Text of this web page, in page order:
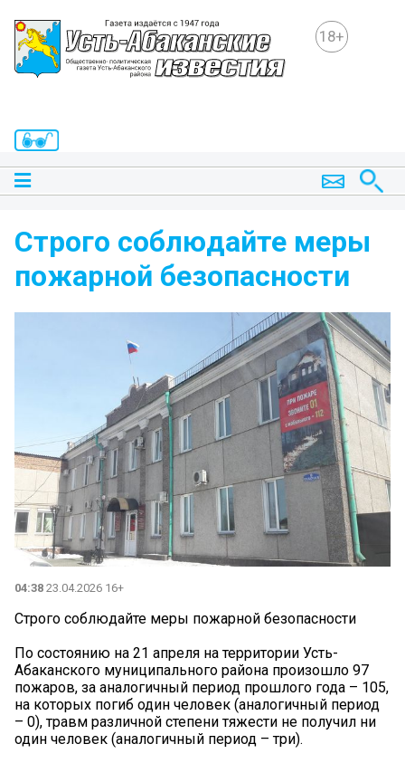
18+
Строго соблюдайте меры
пожарной безопасности
04:38 23.04.2026 16+
Строго соблюдайте меры пожарной безопасности
По состоянию на 21 апреля на территории Усть-
Абаканского муниципального района произошло 97
пожаров, за аналогичный период прошлого года – 105,
на которых погиб один человек (аналогичный период
– 0), травм различной степени тяжести не получил ни
один человек (аналогичный период – три).